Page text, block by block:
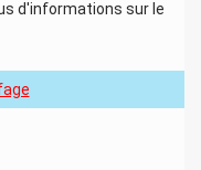
d'informations sur le